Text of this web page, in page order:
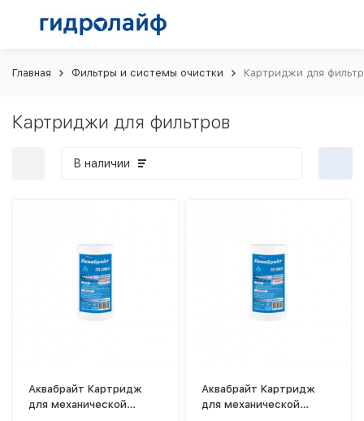
Главная Фильтры и системы очистки Картриджи для
Картриджи для фильтров
В наличии
Аквабрайт Картридж
для механической
Аквабрайт Картридж
для механической